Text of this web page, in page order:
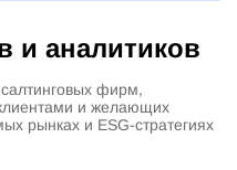
и аналитиков
фирм,
и желающих
рынках и ESG-стратегиях